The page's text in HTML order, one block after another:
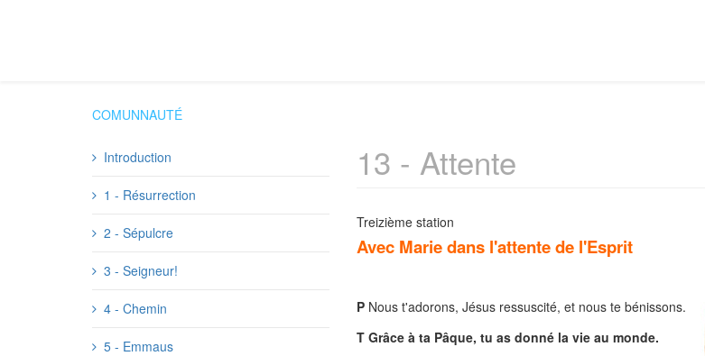
COMUNNAUTÉ
Introduction
1 - Résurrection
2 - Sépulcre
3 - Seigneur!
4 - Chemin
5 - Emmaus
13 - Attente
Treizième station
Avec Marie dans l'attente de l'Esprit
PNous t'adorons, Jésus ressuscité, et nous te bénissons.
T Grâce à ta Pâque, tu as donné la vie au monde.